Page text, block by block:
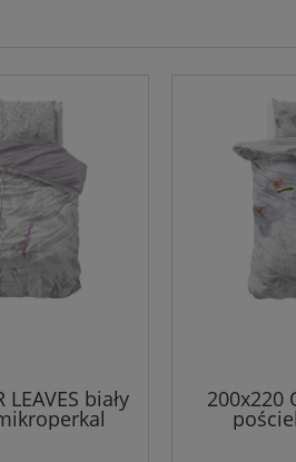
LEAVES biały 200x220